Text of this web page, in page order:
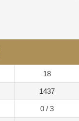
18
1437
0 / 3